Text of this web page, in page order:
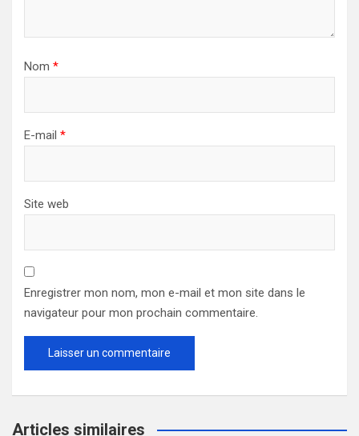
Nom *
E-mail *
Site web
Enregistrer mon nom, mon e-mail et mon site dans le
navigateur pour mon prochain commentaire.
Articles similaires